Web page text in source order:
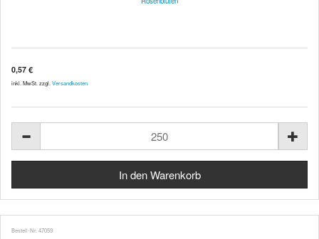
0,57 €
inkl. MwSt. zzgl. Versandkosten
Bestell-Nr. 47059